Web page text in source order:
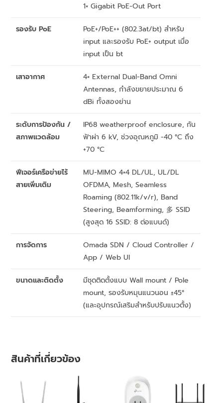
1× Gigabit PoE-Out Port
รองรับ PoE
PoE+/PoE++ (802.3at/bt) สำหรับ
input และรองรับ PoE+ output เมื่อ
input เป็น bt
เสาอากาศ
4× External Dual-Band Omni
Antennas, กำลังขยายประมาณ 6
dBi ทั้งสองย่าน
ระดับการป้องกัน /
สภาพแวดล้อม
IP68 weatherproof enclosure, กัน
ฟ้าผ่า 6 kV, ช่วงอุณหภูมิ -40 °C ถึง
+70 °C
ฟีเจอร์เครือข่ายไร้
สายเพิ่มเติม
MU-MIMO 4×4 DL/UL, UL/DL
OFDMA, Mesh, Seamless
Roaming (802.11k/v/r), Band
Steering, Beamforming, 多 SSID
(สูงสุด 16 SSID: 8 ต่อแบนด์)
การจัดการ
Omada SDN / Cloud Controller /
App / Web UI
ขนาดและติดตั้ง
มีชุดติดตั้งแบบ Wall mount / Pole
mount, รองรับหมุนแนวนอน ±45°
(และอุปกรณ์เสริมสำหรับปรับแนวตั้ง)
สินค้าที่เกี่ยวข้อง